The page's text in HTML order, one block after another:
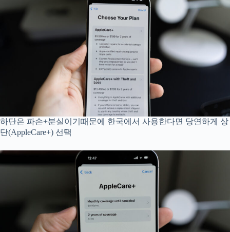
하단은 파손+분실이기때문에 한국에서 사용한다면 당연하게 상
단(AppleCare+) 선택